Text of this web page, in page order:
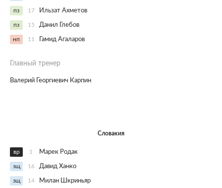
пз 17 Ильзат Ахметов
пз 15 Данил Глебов
нп 11 Гамид Агаларов
Главный тренер
Валерий Георгиевич Карпин
Словакия
вр 1 Марек Родак
зщ 16 Давид Ханко
зщ 14 Милан Шкриньяр